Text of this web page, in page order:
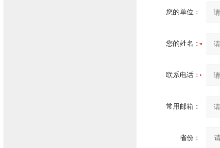
您的单位：
您的姓名：
联系电话：
常用邮箱：
省份：